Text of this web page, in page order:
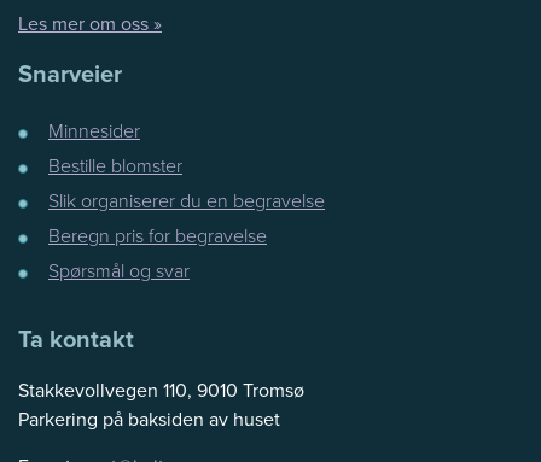
Les mer om oss »
Snarveier
Minnesider
Bestille blomster
Slik organiserer du en begravelse
Beregn pris for begravelse
Spørsmål og svar
Ta kontakt
Stakkevollvegen 110, 9010 Tromsø
Parkering på baksiden av huset